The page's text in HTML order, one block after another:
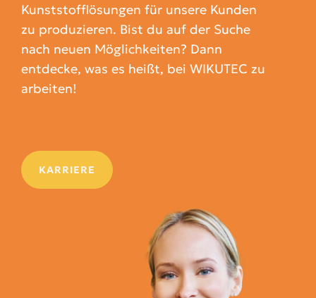
Kunststofflösungen für unsere Kunden
zu produzieren. Bist du auf der Suche
nach neuen Möglichkeiten? Dann
entdecke, was es heißt, bei WIKUTEC zu
arbeiten!
KARRIERE